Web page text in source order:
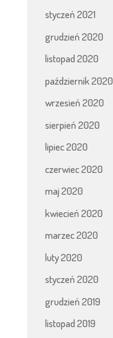
styczeń 2021
grudzień 2020
listopad 2020
październik 2020
wrzesień 2020
sierpień 2020
lipiec 2020
czerwiec 2020
maj 2020
kwiecień 2020
marzec 2020
luty 2020
styczeń 2020
grudzień 2019
listopad 2019